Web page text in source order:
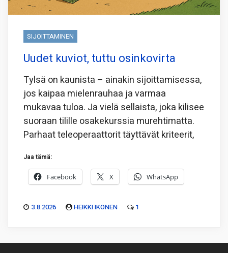
SIJOITTAMINEN
Uudet kuviot, tuttu osinkovirta
Tylsä on kaunista – ainakin sijoittamisessa,
jos kaipaa mielenrauhaa ja varmaa
mukavaa tuloa. Ja vielä sellaista, joka kilisee
suoraan tilille osakekurssia murehtimatta.
Parhaat teleoperaattorit täyttävät kriteerit,
Jaa tämä:
Facebook X WhatsApp
3.8.2026 HEIKKI IKONEN 1